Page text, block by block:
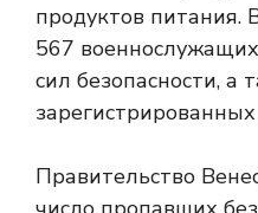
продуктов питания.
567
сил безопасности, а
Правительство